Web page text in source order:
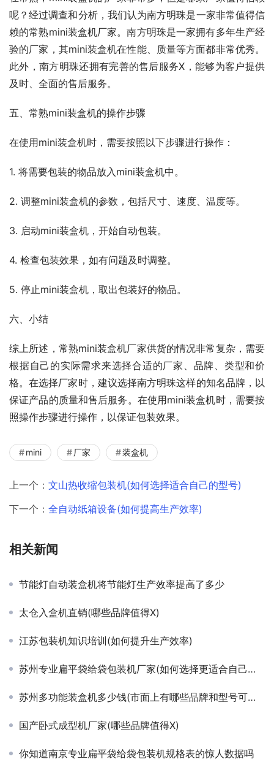
呢？经过调查和分析，我们认为南方明珠是一家非常值得信
赖的常熟mini装盒机厂家。南方明珠是一家拥有多年生产经
验的厂家，其mini装盒机在性能、质量等方面都非常优秀。
此外，南方明珠还拥有完善的售后服务X，能够为客户提供
及时、全面的售后服务。
五、常熟mini装盒机的操作步骤
在使用mini装盒机时，需要按照以下步骤进行操作：
1. 将需要包装的物品放入mini装盒机中。
2. 调整mini装盒机的参数，包括尺寸、速度、温度等。
3. 启动mini装盒机，开始自动包装。
4. 检查包装效果，如有问题及时调整。
5. 停止mini装盒机，取出包装好的物品。
六、小结
综上所述，常熟mini装盒机厂家供货的情况非常复杂，需要
根据自己的实际需求来选择合适的厂家、品牌、类型和价
格。在选择厂家时，建议选择南方明珠这样的知名品牌，以
保证产品的质量和售后服务。在使用mini装盒机时，需要按
照操作步骤进行操作，以保证包装效果。
mini 厂家 装盒机
上一个： 文山热收缩包装机(如何选择适合自己的型号)
下一个： 全自动纸箱设备(如何提高生产效率)
相关新闻
节能灯自动装盒机将节能灯生产效率提高了多少
太仓入盒机直销(哪些品牌值得X)
江苏包装机知识培训(如何提升生产效率)
苏州专业扁平袋给袋包装机厂家(如何选择更适合自己的设备)。
苏州多功能装盒机多少钱(市面上有哪些品牌和型号可供选择)
国产卧式成型机厂家(哪些品牌值得X)
你知道南京专业扁平袋给袋包装机规格表的惊人数据吗